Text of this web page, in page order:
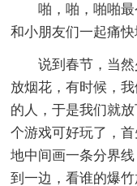
啪，啪，啪啪
和小朋友们一起痛快
说到春节，当
放烟花，有时候，
的人，于是我们就
个游戏可好玩了，
地中间画一条分界
到一边，看谁的爆竹